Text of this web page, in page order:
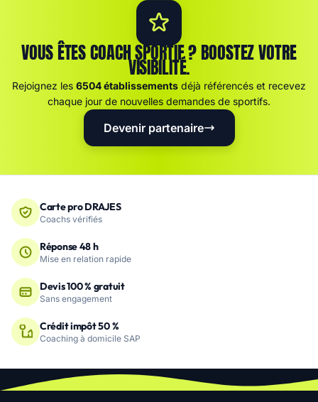
VOUS ÊTES COACH SPORTIF ? BOOSTEZ VOTRE
VISIBILITÉ.
Rejoignez les 6504 établissements déjà référencés et recevez
chaque jour de nouvelles demandes de sportifs.
Devenir partenaire
Carte pro DRAJES
Coachs vérifiés
Réponse 48 h
Mise en relation rapide
Devis 100 % gratuit
Sans engagement
Crédit impôt 50 %
Coaching à domicile SAP